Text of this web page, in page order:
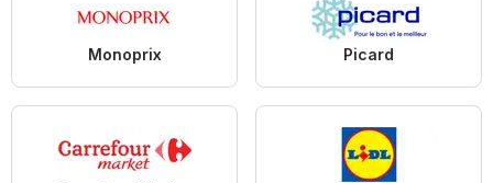
Monoprix Picard